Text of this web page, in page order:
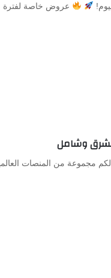
عروض خاصة لفترة
وشامل
مجموعة من المنصات